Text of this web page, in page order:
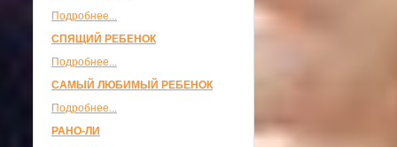
Подробнее...
СПЯЩИЙ РЕБЕНОК
Подробнее...
САМЫЙ ЛЮБИМЫЙ РЕБЕНОК
Подробнее...
РАНО-ЛИ